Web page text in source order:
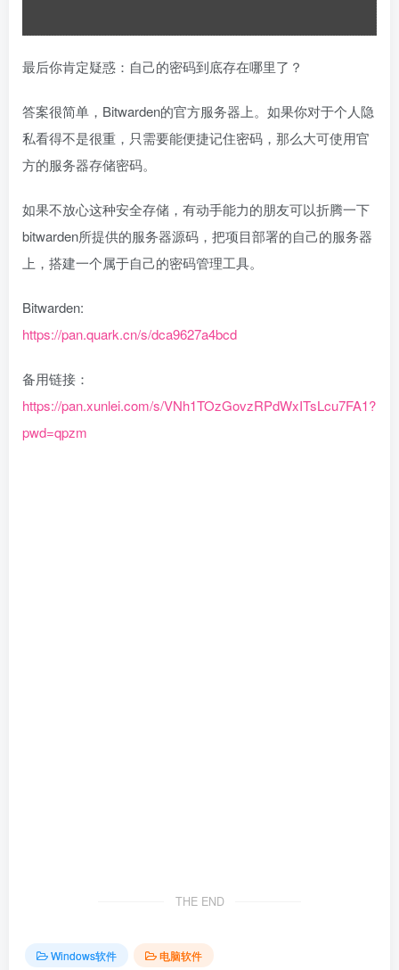
最后你肯定疑惑：自己的密码到底存在哪里了？
答案很简单，Bitwarden的官方服务器上。如果你对于个人隐
私看得不是很重，只需要能便捷记住密码，那么大可使用官
方的服务器存储密码。
如果不放心这种安全存储，有动手能力的朋友可以折腾一下
bitwarden所提供的服务器源码，把项目部署的自己的服务器
上，搭建一个属于自己的密码管理工具。
Bitwarden:
https://pan.quark.cn/s/dca9627a4bcd
备用链接：
https://pan.xunlei.com/s/VNh1TOzGovzRPdWxITsLcu7FA1?
pwd=qpzm
THE END
Windows软件 电脑软件